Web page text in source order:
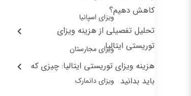
ویزای اسپانیا
ویزای مجارستان
ویزای دانمارک
کاهش دهیم؟
تحلیل تفصیلی از هزینه ویزای
توریستی ایتالیا
هزینه ویزای توریستی ایتالیا: چیزی که
باید بدانید